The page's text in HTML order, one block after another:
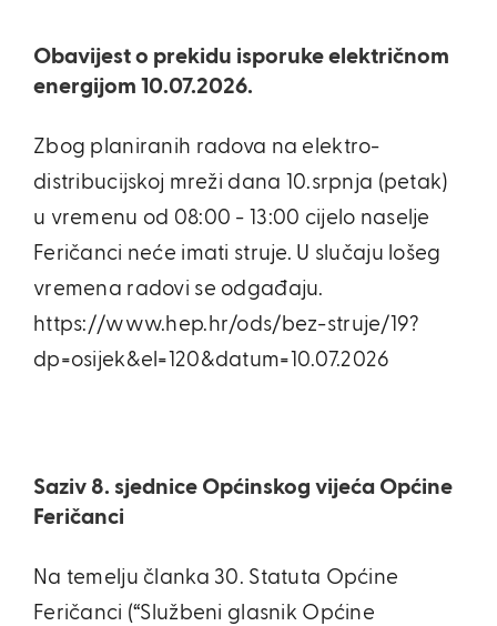
Obavijest o prekidu isporuke električnom
energijom 10.07.2026.
Zbog planiranih radova na elektro-
distribucijskoj mreži dana 10.srpnja (petak)
u vremenu od 08:00 - 13:00 cijelo naselje
Feričanci neće imati struje. U slučaju lošeg
vremena radovi se odgađaju.
https://www.hep.hr/ods/bez-struje/19?
dp=osijek&el=120&datum=10.07.2026
Saziv 8. sjednice Općinskog vijeća Općine
Feričanci
Na temelju članka 30. Statuta Općine
Feričanci (“Službeni glasnik Općine